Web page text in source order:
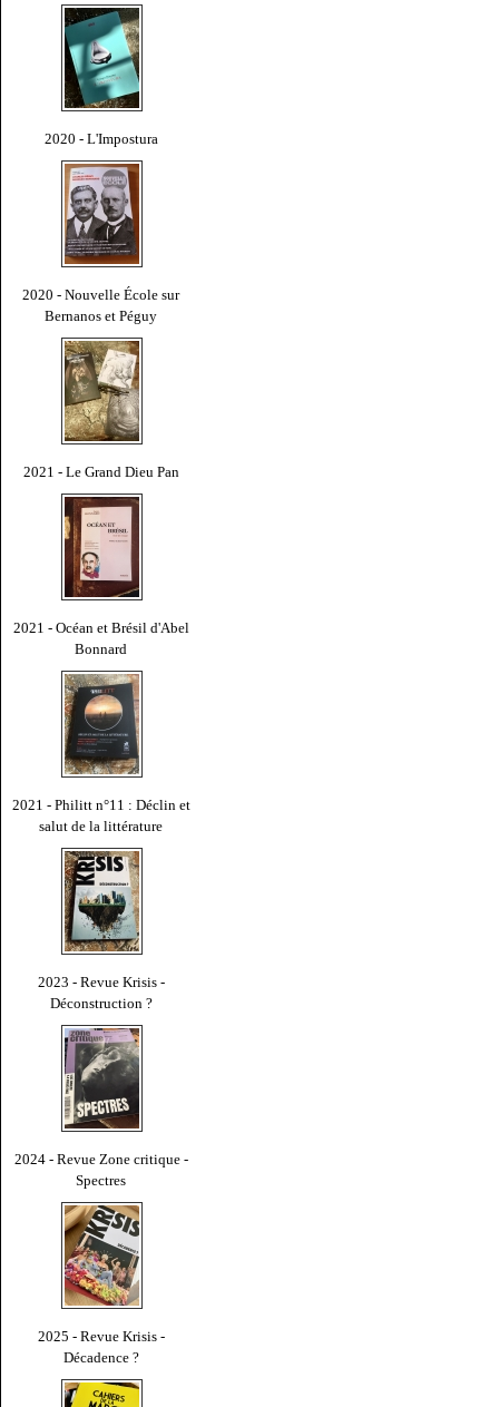
2020 - L'Impostura
2020 - Nouvelle École sur
Bernanos et Péguy
2021 - Le Grand Dieu Pan
2021 - Océan et Brésil d'Abel
Bonnard
2021 - Philitt n°11 : Déclin et
salut de la littérature
2023 - Revue Krisis -
Déconstruction ?
2024 - Revue Zone critique -
Spectres
2025 - Revue Krisis -
Décadence ?